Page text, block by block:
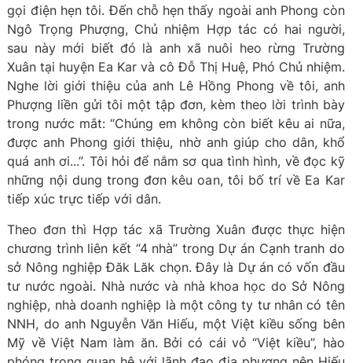
gọi điện hẹn tôi. Đến chỗ hẹn thấy ngoài anh Phong còn
Ngô Trọng Phượng, Chủ nhiệm Hợp tác có hai người,
sau này mới biết đó là anh xã nuôi heo rừng Trường
Xuân tại huyện Ea Kar và cô Đỗ Thị Huệ, Phó Chủ nhiệm.
Nghe lời giới thiệu của anh Lê Hồng Phong về tôi, anh
Phượng liền gửi tôi một tập đơn, kèm theo lời trình bày
trong nước mắt: “Chúng em không còn biết kêu ai nữa,
được anh Phong giới thiệu, nhờ anh giúp cho dân, khổ
quá anh ơi...”. Tôi hỏi để nắm sơ qua tình hình, về đọc kỹ
những nội dung trong đơn kêu oan, tôi bố trí về Ea Kar
tiếp xúc trực tiếp với dân.
Theo đơn thì Hợp tác xã Trường Xuân được thực hiện
chương trình liên kết “4 nhà” trong Dự án Cạnh tranh do
sở Nông nghiệp Đăk Lăk chọn. Đây là Dự án có vốn đầu
tư nước ngoài. Nhà nước và nhà khoa học do Sở Nông
nghiệp, nhà doanh nghiệp là một công ty tư nhân có tên
NNH, do anh Nguyễn Văn Hiếu, một Việt kiều sống bên
Mỹ về Việt Nam làm ăn. Bởi có cái vỏ “Việt kiều”, hào